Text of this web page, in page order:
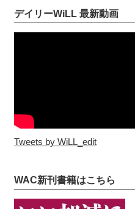
デイリーWiLL 最新動画
Tweets by WiLL_edit
WAC新刊書籍はこちら